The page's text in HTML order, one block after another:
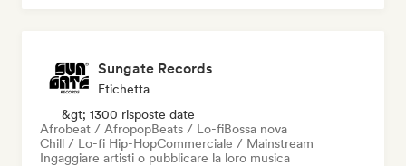
Sungate Records
Etichetta
&gt; 1300 risposte date
Afrobeat / AfropopBeats / Lo-fiBossa nova
Chill / Lo-fi Hip-HopCommerciale / Mainstream
Ingaggiare artisti o pubblicare la loro musica